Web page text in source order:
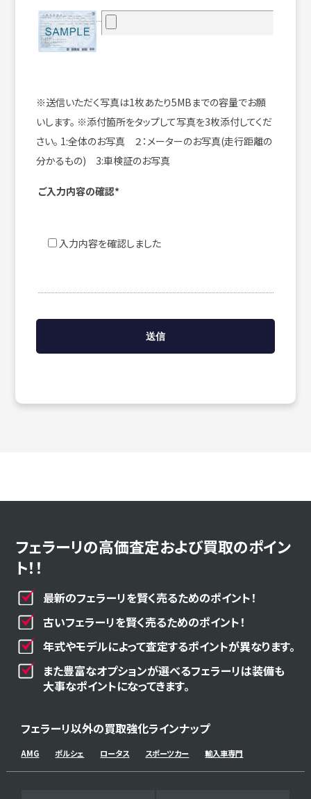
※送信いただく写真は1枚あたり5MBまでの容量でお願
いします。 ※添付箇所をタップして写真を3枚添付してくだ
さい。 1:全体のお写真 ２：メーターのお写真(走行距離の
分かるもの) 3:車検証のお写真
ご入力内容の確認*
入力内容を確認しました
フェラーリの高価査定および買取のポイン
ト！！
最新のフェラーリを賢く売るためのポイント！
古いフェラーリを賢く売るためのポイント！
年式やモデルによって査定するポイントが異なります。
また豊富なオプションが選べるフェラーリは装備も
大事なポイントになってきます。
フェラーリ以外の買取強化ラインナップ
AMG ポルシェ ロータス スポーツカー 輸入車専門